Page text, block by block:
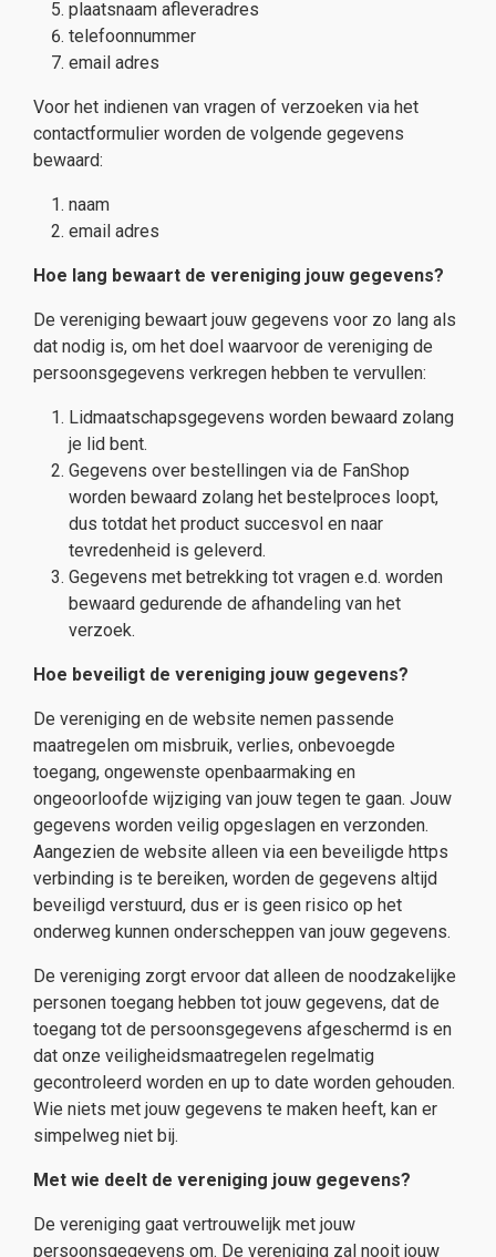
plaatsnaam afleveradres
telefoonnummer
email adres
Voor het indienen van vragen of verzoeken via het
contactformulier worden de volgende gegevens
bewaard:
naam
email adres
Hoe lang bewaart de vereniging jouw gegevens?
De vereniging bewaart jouw gegevens voor zo lang als
dat nodig is, om het doel waarvoor de vereniging de
persoonsgegevens verkregen hebben te vervullen:
Lidmaatschapsgegevens worden bewaard zolang
je lid bent.
Gegevens over bestellingen via de FanShop
worden bewaard zolang het bestelproces loopt,
dus totdat het product succesvol en naar
tevredenheid is geleverd.
Gegevens met betrekking tot vragen e.d. worden
bewaard gedurende de afhandeling van het
verzoek.
Hoe beveiligt de vereniging jouw gegevens?
De vereniging en de website nemen passende
maatregelen om misbruik, verlies, onbevoegde
toegang, ongewenste openbaarmaking en
ongeoorloofde wijziging van jouw tegen te gaan. Jouw
gegevens worden veilig opgeslagen en verzonden.
Aangezien de website alleen via een beveiligde https
verbinding is te bereiken, worden de gegevens altijd
beveiligd verstuurd, dus er is geen risico op het
onderweg kunnen onderscheppen van jouw gegevens.
De vereniging zorgt ervoor dat alleen de noodzakelijke
personen toegang hebben tot jouw gegevens, dat de
toegang tot de persoonsgegevens afgeschermd is en
dat onze veiligheidsmaatregelen regelmatig
gecontroleerd worden en up to date worden gehouden.
Wie niets met jouw gegevens te maken heeft, kan er
simpelweg niet bij.
Met wie deelt de vereniging jouw gegevens?
De vereniging gaat vertrouwelijk met jouw
persoonsgegevens om. De vereniging zal nooit jouw